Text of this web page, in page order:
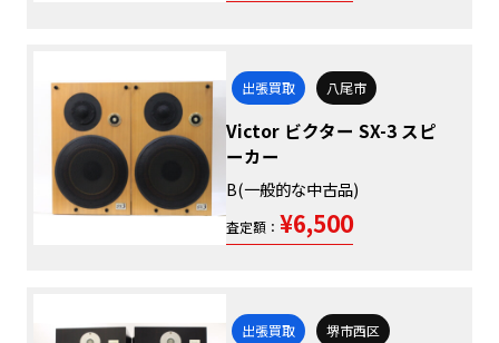
出張買取 八尾市
Victor ビクター SX-3 スピ
ーカー
B(一般的な中古品)
査定額： ¥6,500
出張買取 堺市西区